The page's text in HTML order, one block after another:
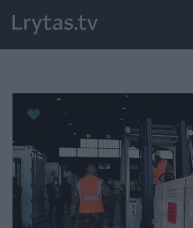
Paremkite Ukrainą